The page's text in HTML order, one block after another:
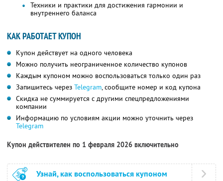
Техники и практики для достижения гармонии и
внутреннего баланса
КАК РАБОТАЕТ КУПОН
Купон действует на одного человека
Можно получить неограниченное количество купонов
Каждым купоном можно воспользоваться только один раз
Запишитесь через Telegram, сообщите номер и код купона
Скидка не суммируется с другими спецпредложениями
компании
Информацию по условиям акции можно уточнить через
Telegram
Купон действителен по 1 февраля 2026 включительно
Узнай, как воспользоваться купоном